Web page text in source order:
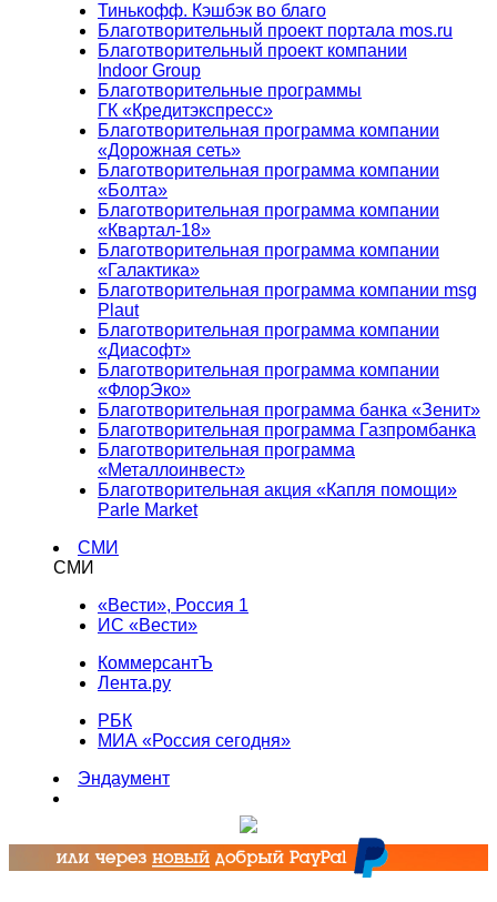
Тинькофф. Кэшбэк во благо
Благотворительный проект портала mos.ru
Благотворительный проект компании
Indoor Group
Благотворительные программы
ГК «Кредитэкспресс»
Благотворительная программа компании
«Дорожная сеть»
Благотворительная программа компании
«Болта»
Благотворительная программа компании
«Квартал-18»
Благотворительная программа компании
«Галактика»
Благотворительная программа компании msg
Plaut
Благотворительная программа компании
«Диасофт»
Благотворительная программа компании
«ФлорЭко»
Благотворительная программа банка «Зенит»
Благотворительная программа Газпромбанка
Благотворительная программа
«Металлоинвест»
Благотворительная акция «Капля помощи»
Parle Market
СМИ
СМИ
«Вести», Россия 1
ИС «Вести»
КоммерсантЪ
Лента.ру
РБК
МИА «Россия сегодня»
Эндаумент